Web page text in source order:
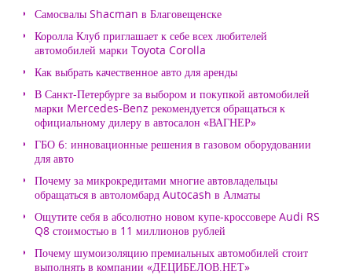
Самосвалы Shacman в Благовещенске
Королла Клуб приглашает к себе всех любителей
автомобилей марки Toyota Corolla
Как выбрать качественное авто для аренды
В Санкт-Петербурге за выбором и покупкой автомобилей
марки Mercedes-Benz рекомендуется обращаться к
официальному дилеру в автосалон «ВАГНЕР»
ГБО 6: инновационные решения в газовом оборудовании
для авто
Почему за микрокредитами многие автовладельцы
обращаться в автоломбард Autocash в Алматы
Ощутите себя в абсолютно новом купе-кроссовере Audi RS
Q8 стоимостью в 11 миллионов рублей
Почему шумоизоляцию премиальных автомобилей стоит
выполнять в компании «ДЕЦИБЕЛОВ.НЕТ»